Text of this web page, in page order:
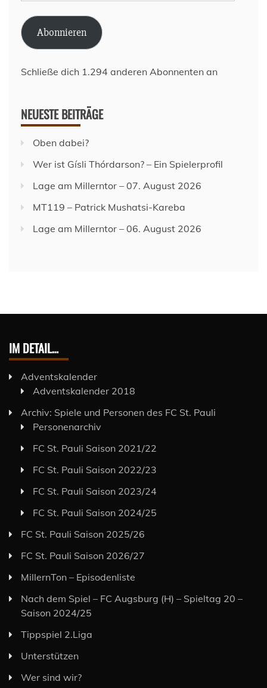
Mail-
Adresse
Abonnieren
Schließe dich 1.294 anderen Abonnenten an
NEUESTE BEITRÄGE
Oben dabei?
Wer ist Gísli Thórdarson? – Ein Spielerprofil
Lage am Millerntor – 07. August 2026
MT119 – Patrick Mushatsi-Kareba
Lage am Millerntor – 06. August 2026
IM DETAIL…
Adventskalender
Adventskalender 2018
Archiv: Spiele und Personen des FC St. Pauli
Personenarchiv
FC St. Pauli Saison 2021/22
FC St. Pauli Saison 2022/23
FC St. Pauli Saison 2023/24
FC St. Pauli Saison 2024/25
FC St. Pauli Saison 2025/26
FC St. Pauli Saison 2026/27
MillernTon – Episodenliste
Nach dem Spiel – FC Augsburg (H) – Spieltag 20 –
Saison 2024/25
Tippspiel 2.Liga
Unterstützen
Wer sind wir?